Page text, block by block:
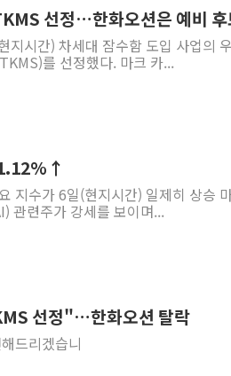
선정…한화오션은 예비
시간) 차세대 잠수함 도입 사업의
를 선정했다. 마크 카...
지수가 6일(현지시간) 일제히 상승
관련주가 강세를 보이며...
선정"…한화오션 탈락
드리겠습니